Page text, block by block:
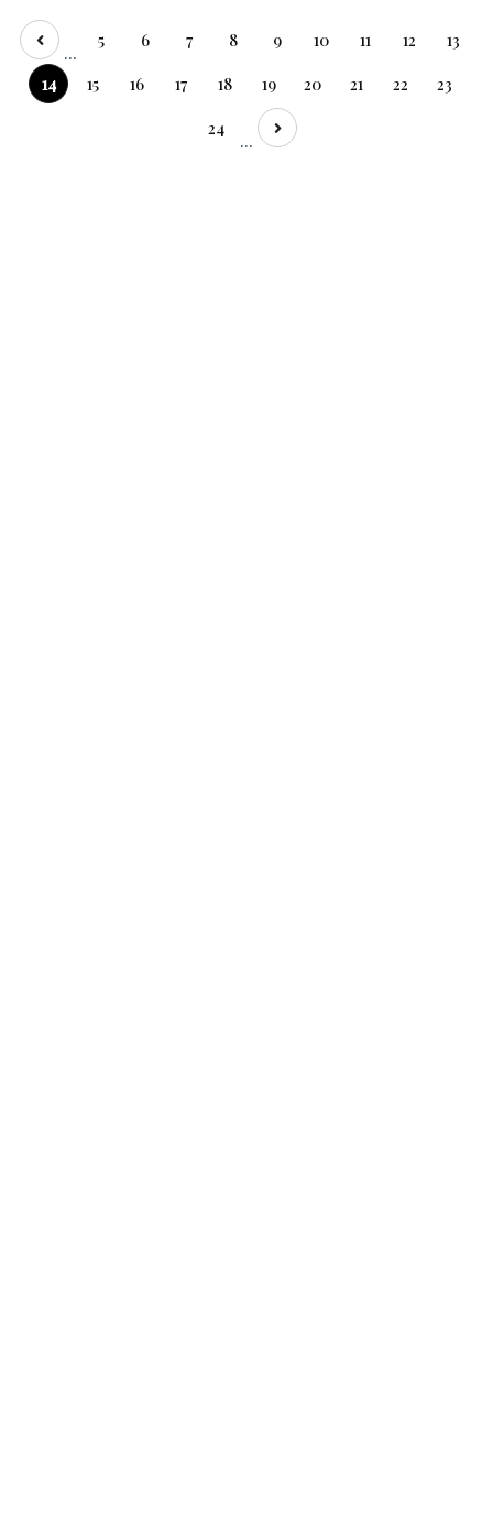
...
5 6 7 8 9 10 11 12
13
14
15 16 17 18 19 20 21 22
23
24
...